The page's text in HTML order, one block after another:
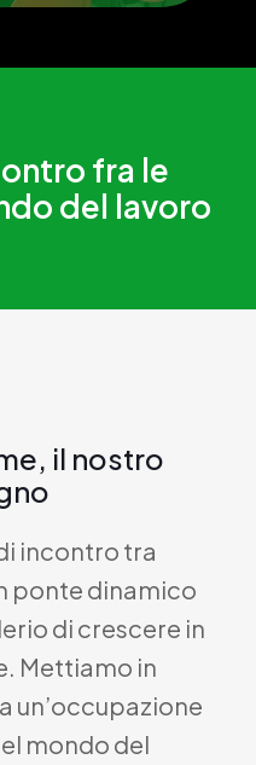
fra le
del lavoro
il nostro
incontro tra
ponte dinamico
di crescere in
Mettiamo in
un’occupazione
mondo del